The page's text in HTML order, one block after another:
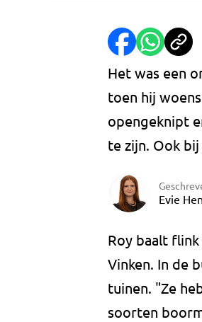
Het was een
toen hij
opengeknipt
te zijn. Ook
Evie
Roy baalt
Vinken. In de
tuinen. "Ze
soorten